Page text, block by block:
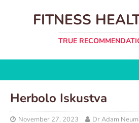
FITNESS
TRUE
Herbolo Iskustva
November 27, 2023 Dr Adam